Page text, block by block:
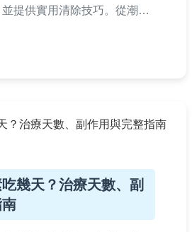
提供實用清除技巧。從潮濕
幾天？治療天數、副